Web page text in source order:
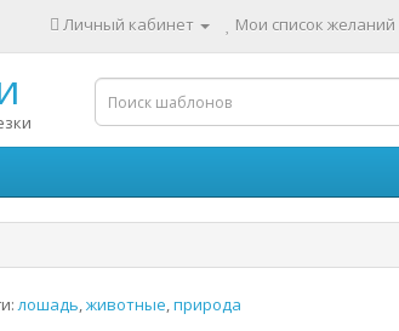
Личный кабинет Мои список желаний
лошадь,животные,природа